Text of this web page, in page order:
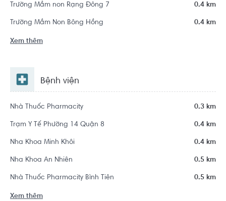
Trường Mầm non Rạng Đông 7 0.4 km
Trường Mầm Non Bông Hồng 0.4 km
Xem thêm
Bệnh viện
Nhà Thuốc Pharmacity 0.3 km
Trạm Y Tế Phường 14 Quận 8 0.4 km
Nha Khoa Minh Khôi 0.4 km
Nha Khoa An Nhiên 0.5 km
Nhà Thuốc Pharmacity Bình Tiên 0.5 km
Xem thêm